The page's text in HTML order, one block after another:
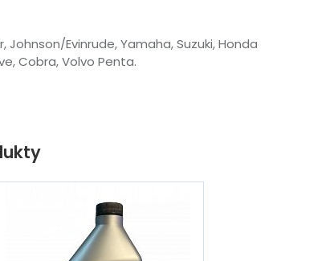
Evinrude, Yamaha, Suzuki, Honda
Cobra, Volvo Penta.